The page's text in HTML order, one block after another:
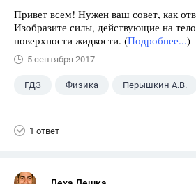
Привет всем! Нужен ваш совет, как
Изобразите силы, действующие на
поверхности жидкости. (Подробнее...)
5 сентября 2017
ГДЗ Физика Перышкин А.В.
1 ответ